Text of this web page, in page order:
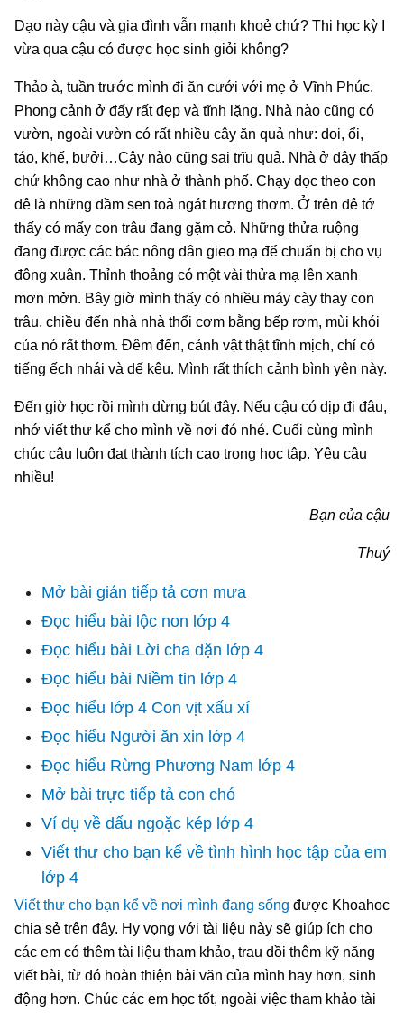
Dạo này cậu và gia đình vẫn mạnh khoẻ chứ? Thi học kỳ I
vừa qua cậu có được học sinh giỏi không?
Thảo à, tuần trước mình đi ăn cưới với mẹ ở Vĩnh Phúc.
Phong cảnh ở đấy rất đẹp và tĩnh lặng. Nhà nào cũng có
vườn, ngoài vườn có rất nhiều cây ăn quả như: doi, ổi,
táo, khế, bưởi…Cây nào cũng sai trĩu quả. Nhà ở đây thấp
chứ không cao như nhà ở thành phố. Chạy dọc theo con
đê là những đầm sen toả ngát hương thơm. Ở trên đê tớ
thấy có mấy con trâu đang gặm cỏ. Những thửa ruộng
đang được các bác nông dân gieo mạ để chuẩn bị cho vụ
đông xuân. Thỉnh thoảng có một vài thửa mạ lên xanh
mơn mởn. Bây giờ mình thấy có nhiều máy cày thay con
trâu. chiều đến nhà nhà thổi cơm bằng bếp rơm, mùi khói
của nó rất thơm. Đêm đến, cảnh vật thật tĩnh mịch, chỉ có
tiếng ếch nhái và dế kêu. Mình rất thích cảnh bình yên này.
Đến giờ học rồi mình dừng bút đây. Nếu cậu có dịp đi đâu,
nhớ viết thư kể cho mình về nơi đó nhé. Cuối cùng mình
chúc cậu luôn đạt thành tích cao trong học tập. Yêu cậu
nhiều!
Bạn của cậu
Thuý
Mở bài gián tiếp tả cơn mưa
Đọc hiểu bài lộc non lớp 4
Đọc hiểu bài Lời cha dặn lớp 4
Đọc hiểu bài Niềm tin lớp 4
Đọc hiểu lớp 4 Con vịt xấu xí
Đọc hiểu Người ăn xin lớp 4
Đọc hiểu Rừng Phương Nam lớp 4
Mở bài trực tiếp tả con chó
Ví dụ về dấu ngoặc kép lớp 4
Viết thư cho bạn kể về tình hình học tập của em
lớp 4
Viết thư cho bạn kể về nơi mình đang sống được Khoahoc
chia sẻ trên đây. Hy vọng với tài liệu này sẽ giúp ích cho
các em có thêm tài liệu tham khảo, trau dồi thêm kỹ năng
viết bài, từ đó hoàn thiện bài văn của mình hay hơn, sinh
động hơn. Chúc các em học tốt, ngoài việc tham khảo tài